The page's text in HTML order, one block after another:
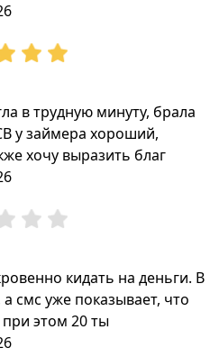
в трудную минуту, брала
у займера хороший,
хочу выразить благ
кидать на деньги. В
смс уже показывает, что
этом 20 ты